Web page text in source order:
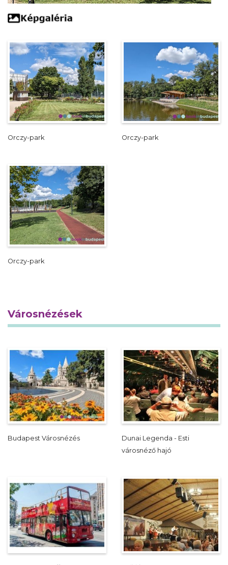
Orczy-park Orczy-park
Orczy-park
Városnézések
Budapest Városnézés
Dunai Legenda - Esti
városnéző hajó